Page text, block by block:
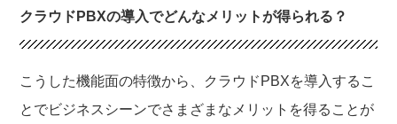
クラウドPBXの導入でどんなメリットが得られる？
こうした機能面の特徴から、クラウドPBXを導入するこ
とでビジネスシーンでさまざまなメリットを得ることが